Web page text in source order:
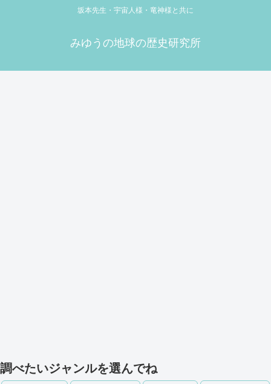
坂本先生・宇宙人様・竜神様と共に
みゆうの地球の歴史研究所
調べたいジャンルを選んでね